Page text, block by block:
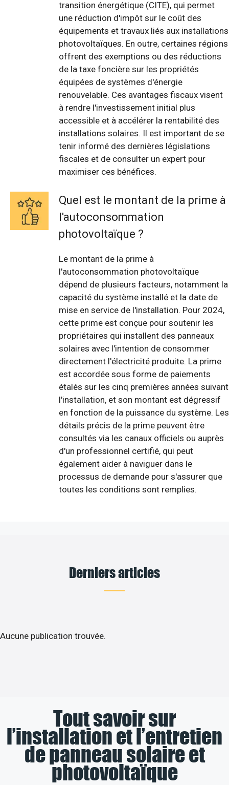
transition énergétique (CITE), qui permet
une réduction d'impôt sur le coût des
équipements et travaux liés aux installations
photovoltaïques. En outre, certaines régions
offrent des exemptions ou des réductions
de la taxe foncière sur les propriétés
équipées de systèmes d'énergie
renouvelable. Ces avantages fiscaux visent
à rendre l'investissement initial plus
accessible et à accélérer la rentabilité des
installations solaires. Il est important de se
tenir informé des dernières législations
fiscales et de consulter un expert pour
maximiser ces bénéfices.
Quel est le montant de la prime à
l'autoconsommation
photovoltaïque ?
Le montant de la prime à
l'autoconsommation photovoltaïque
dépend de plusieurs facteurs, notamment la
capacité du système installé et la date de
mise en service de l'installation. Pour 2024,
cette prime est conçue pour soutenir les
propriétaires qui installent des panneaux
solaires avec l'intention de consommer
directement l'électricité produite. La prime
est accordée sous forme de paiements
étalés sur les cinq premières années suivant
l'installation, et son montant est dégressif
en fonction de la puissance du système. Les
détails précis de la prime peuvent être
consultés via les canaux officiels ou auprès
d'un professionnel certifié, qui peut
également aider à naviguer dans le
processus de demande pour s'assurer que
toutes les conditions sont remplies.
Derniers articles
Aucune publication trouvée.
Tout savoir sur
l’installation et l’entretien
de panneau solaire et
photovoltaïque